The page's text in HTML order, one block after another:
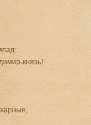
князь!